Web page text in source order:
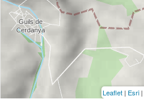
Leaflet | Esri |